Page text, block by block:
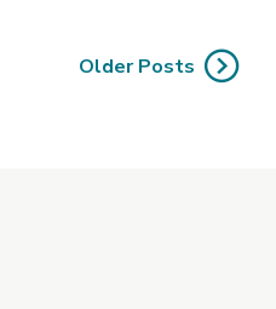
Older Posts